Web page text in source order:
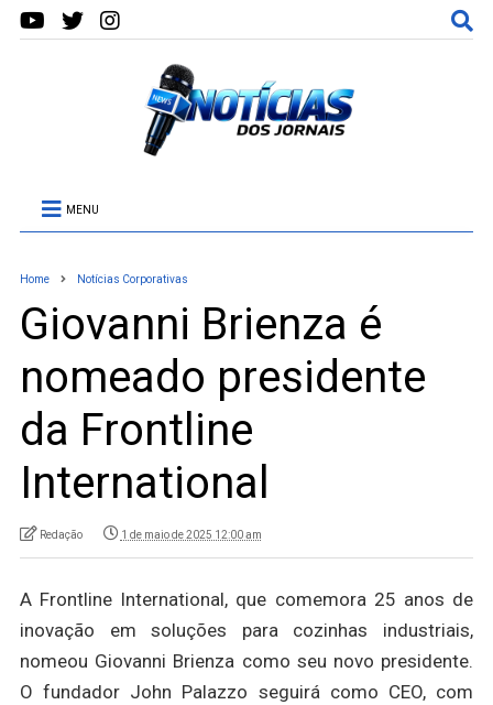
MENU
Home Notícias Corporativas
Giovanni Brienza é
nomeado presidente
da Frontline
International
Redação 1 de maio de 2025 12:00 am
A Frontline International, que comemora 25 anos de
inovação em soluções para cozinhas industriais,
nomeou Giovanni Brienza como seu novo presidente.
O fundador John Palazzo seguirá como CEO, com